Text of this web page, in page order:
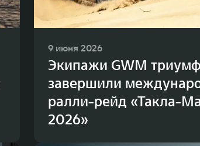
9 июня 2026
Экипажи GWM
завершили
ралли-рейд «Такла-
2026»